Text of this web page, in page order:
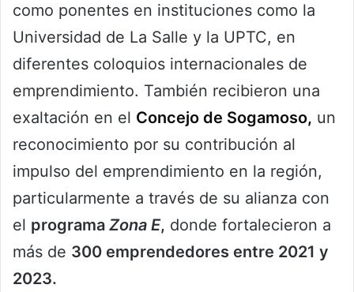
como ponentes en instituciones como la
Universidad de La Salle y la UPTC, en
diferentes coloquios internacionales de
emprendimiento. También recibieron una
exaltación en el Concejo de Sogamoso, un
reconocimiento por su contribución al
impulso del emprendimiento en la región,
particularmente a través de su alianza con
el programa Zona E, donde fortalecieron a
más de 300 emprendedores entre 2021 y
2023.